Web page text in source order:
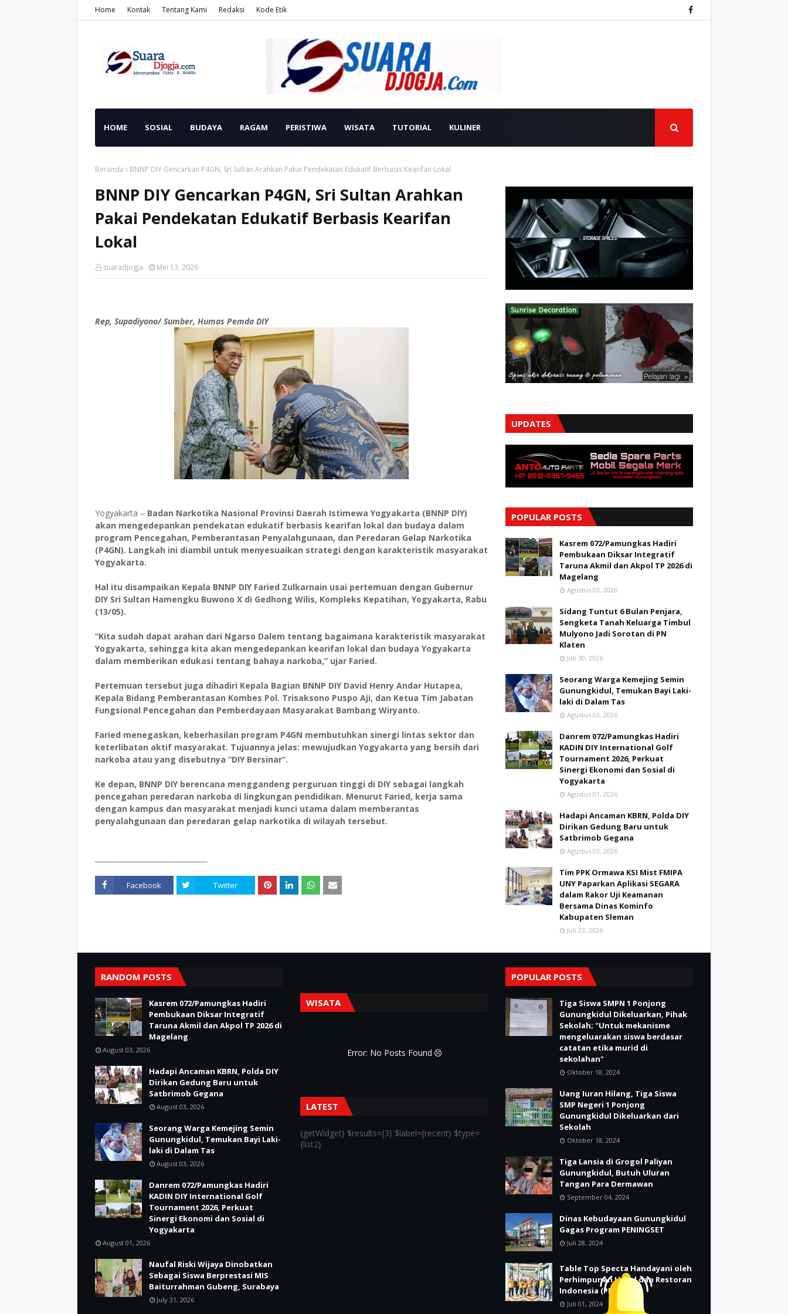
Home Kontak Tentang Kami Redaksi Kode Etik
HOME SOSIAL BUDAYA RAGAM PERISTIWA WISATA TUTORIAL KULINER
Beranda BNNP DIY Gencarkan P4GN, Sri Sultan Arahkan Pakai Pendekatan Edukatif Berbasis Kearifan Lokal
BNNP DIY Gencarkan P4GN, Sri Sultan Arahkan
Pakai Pendekatan Edukatif Berbasis Kearifan
Lokal
suaradjogja Mei 13, 2026
Rep, Supadiyono/ Sumber, Humas Pemda DIY
Yogyakarta – Badan Narkotika Nasional Provinsi Daerah Istimewa Yogyakarta (BNNP DIY)
akan mengedepankan pendekatan edukatif berbasis kearifan lokal dan budaya dalam
program Pencegahan, Pemberantasan Penyalahgunaan, dan Peredaran Gelap Narkotika
(P4GN). Langkah ini diambil untuk menyesuaikan strategi dengan karakteristik masyarakat
Yogyakarta.
Hal itu disampaikan Kepala BNNP DIY Faried Zulkarnain usai pertemuan dengan Gubernur
DIY Sri Sultan Hamengku Buwono X di Gedhong Wilis, Kompleks Kepatihan, Yogyakarta, Rabu
(13/05).
“Kita sudah dapat arahan dari Ngarso Dalem tentang bagaimana karakteristik masyarakat
Yogyakarta, sehingga kita akan mengedepankan kearifan lokal dan budaya Yogyakarta
dalam memberikan edukasi tentang bahaya narkoba,” ujar Faried.
Pertemuan tersebut juga dihadiri Kepala Bagian BNNP DIY David Henry Andar Hutapea,
Kepala Bidang Pemberantasan Kombes Pol. Trisaksono Puspo Aji, dan Ketua Tim Jabatan
Fungsional Pencegahan dan Pemberdayaan Masyarakat Bambang Wiryanto.
Faried menegaskan, keberhasilan program P4GN membutuhkan sinergi lintas sektor dan
keterlibatan aktif masyarakat. Tujuannya jelas: mewujudkan Yogyakarta yang bersih dari
narkoba atau yang disebutnya “DIY Bersinar”.
Ke depan, BNNP DIY berencana menggandeng perguruan tinggi di DIY sebagai langkah
pencegahan peredaran narkoba di lingkungan pendidikan. Menurut Faried, kerja sama
dengan kampus dan masyarakat menjadi kunci utama dalam memberantas
penyalahgunaan dan peredaran gelap narkotika di wilayah tersebut.
Facebook Twitter
UPDATES
POPULAR POSTS
Kasrem 072/Pamungkas Hadiri
Pembukaan Diksar Integratif
Taruna Akmil dan Akpol TP 2026 di
Magelang
Agustus 03, 2026
Sidang Tuntut 6 Bulan Penjara,
Sengketa Tanah Keluarga Timbul
Mulyono Jadi Sorotan di PN
Klaten
Juli 30, 2026
Seorang Warga Kemejing Semin
Gunungkidul, Temukan Bayi Laki-
laki di Dalam Tas
Agustus 03, 2026
Danrem 072/Pamungkas Hadiri
KADIN DIY International Golf
Tournament 2026, Perkuat
Sinergi Ekonomi dan Sosial di
Yogyakarta
Agustus 01, 2026
Hadapi Ancaman KBRN, Polda DIY
Dirikan Gedung Baru untuk
Satbrimob Gegana
Agustus 03, 2026
Tim PPK Ormawa KSI Mist FMIPA
UNY Paparkan Aplikasi SEGARA
dalam Rakor Uji Keamanan
Bersama Dinas Kominfo
Kabupaten Sleman
Juli 23, 2026
RANDOM POSTS
Kasrem 072/Pamungkas Hadiri
Pembukaan Diksar Integratif
Taruna Akmil dan Akpol TP 2026 di
Magelang
August 03, 2026
Hadapi Ancaman KBRN, Polda DIY
Dirikan Gedung Baru untuk
Satbrimob Gegana
August 03, 2026
Seorang Warga Kemejing Semin
Gunungkidul, Temukan Bayi Laki-
laki di Dalam Tas
August 03, 2026
Danrem 072/Pamungkas Hadiri
KADIN DIY International Golf
Tournament 2026, Perkuat
Sinergi Ekonomi dan Sosial di
Yogyakarta
August 01, 2026
Naufal Riski Wijaya Dinobatkan
Sebagai Siswa Berprestasi MIS
Baiturrahman Gubeng, Surabaya
July 31, 2026
WISATA
Error: No Posts Found
LATEST
{getWidget} $results={3} $label={recent} $type=
{list2}
POPULAR POSTS
Tiga Siswa SMPN 1 Ponjong
Gunungkidul Dikeluarkan, Pihak
Sekolah; "Untuk mekanisme
mengeluarakan siswa berdasar
catatan etika murid di
sekolahan"
Oktober 18, 2024
Uang Iuran Hilang, Tiga Siswa
SMP Negeri 1 Ponjong
Gunungkidul Dikeluarkan dari
Sekolah
Oktober 18, 2024
Tiga Lansia di Grogol Paliyan
Gunungkidul, Butuh Uluran
Tangan Para Dermawan
September 04, 2024
Dinas Kebudayaan Gunungkidul
Gagas Program PENINGSET
Juli 28, 2024
Table Top Specta Handayani oleh
Perhimpunan Hotel dan Restoran
Indonesia (PHRI)
Juli 01, 2024